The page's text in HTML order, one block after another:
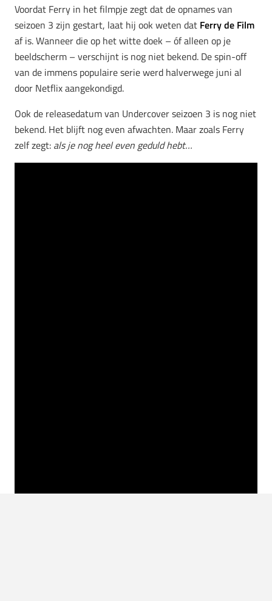
Voordat Ferry in het filmpje zegt dat de opnames van
seizoen 3 zijn gestart, laat hij ook weten dat Ferry de Film
af is. Wanneer die op het witte doek – óf alleen op je
beeldscherm – verschijnt is nog niet bekend. De spin-off
van de immens populaire serie werd halverwege juni al
door Netflix aangekondigd.
Ook de releasedatum van Undercover seizoen 3 is nog niet
bekend. Het blijft nog even afwachten. Maar zoals Ferry
zelf zegt: als je nog heel even geduld hebt…